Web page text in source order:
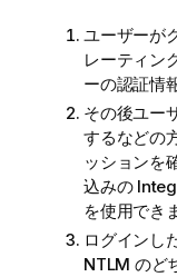
ユーザーが
レーティン
ーの認証情
その後ユー
するなどの
ッションを
込みの
を使用でき
ログインし
NTLM のど